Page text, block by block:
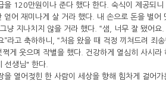
을 120만원이나 준다 했다 한다. 숙식이 제공되니
어 재미나게 살 거라 했다. 내 손으로 돈을 벌어
냥 지나치지 않을 거라 했다. “샘, 너무 잘 됐어요.
라고 축하하니, “처음 왔을 때 걱정 끼쳐드려 죄송
게 웃으며 작별을 했다. 건강하게 열심히 사시라
선생님" 한다.
열어젖힌 한 사람이 세상을 향해 힘차게 걸어가